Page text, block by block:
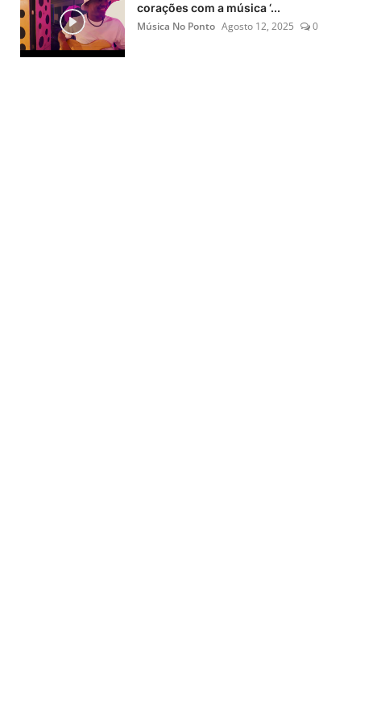
corações com a música ‘...
Música No Ponto Agosto 12, 2025 0